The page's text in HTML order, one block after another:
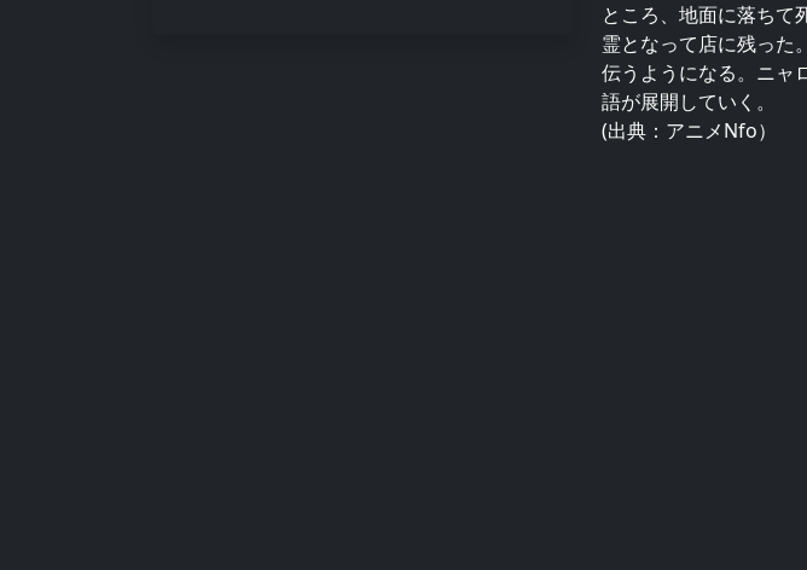
ところ、地面に落ちて
霊となって店に残った
伝うようになる。ニャ
語が展開していく。
(出典：アニメNfo）